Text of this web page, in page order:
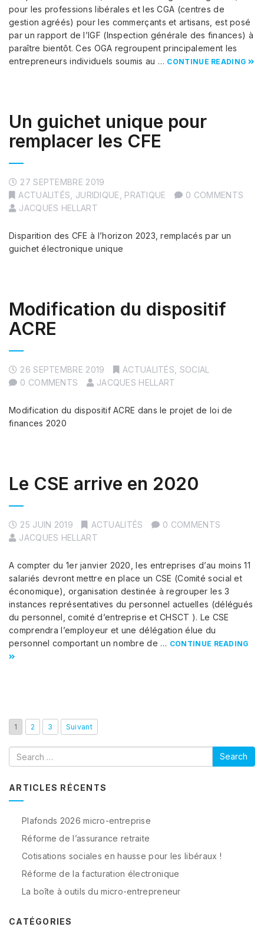
pour les professions libérales et les CGA (centres de
gestion agréés) pour les commerçants et artisans, est posé
par un rapport de l’IGF (Inspection générale des finances) à
paraître bientôt. Ces OGA regroupent principalement les
entrepreneurs individuels soumis au … CONTINUE READING
Un guichet unique pour
remplacer les CFE
27 SEPTEMBRE 2019
ACTUALITÉS
JURIDIQUE PRATIQUE
0 COMMENTS
JACQUES HELLART
Disparition des CFE à l’horizon 2023, remplacés par un
guichet électronique unique
Modification du dispositif
ACRE
26 SEPTEMBRE 2019 ACTUALITÉS SOCIAL
0 COMMENTS
JACQUES HELLART
Modification du dispositif ACRE dans le projet de loi de
finances 2020
Le CSE arrive en 2020
25 JUIN 2019 ACTUALITÉS
0 COMMENTS
JACQUES HELLART
A compter du 1er janvier 2020, les entreprises d’au moins 11
salariés devront mettre en place un CSE (Comité social et
économique), organisation destinée à regrouper les 3
instances représentatives du personnel actuelles (délégués
du personnel, comité d’entreprise et CHSCT ). Le CSE
comprendra l’employeur et une délégation élue du
personnel comportant un nombre de … CONTINUE READING
1 2 3 Suivant
Search
ARTICLES RÉCENTS
Plafonds 2026 micro-entreprise
Réforme de l’assurance retraite
Cotisations sociales en hausse pour les libéraux !
Réforme de la facturation électronique
La boîte à outils du micro-entrepreneur
CATÉGORIES